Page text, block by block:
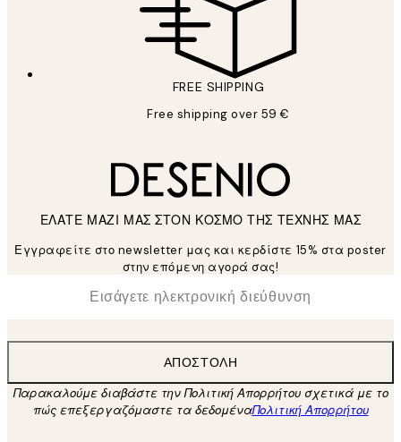
FREE SHIPPING
Free shipping over 59 €
ΕΛΑΤΕ ΜΑΖΙ ΜΑΣ ΣΤΟΝ ΚΟΣΜΟ ΤΗΣ ΤΕΧΝΗΣ ΜΑΣ
Εγγραφείτε στο newsletter μας και κερδίστε 15% στα poster
στην επόμενη αγορά σας!
Ηλεκτρονική Διεύθυνση
ΑΠΟΣΤΟΛΉ
Παρακαλούμε διαβάστε την Πολιτική Απορρήτου σχετικά με το
πώς επεξεργαζόμαστε τα δεδομέναΠολιτική Απορρήτου